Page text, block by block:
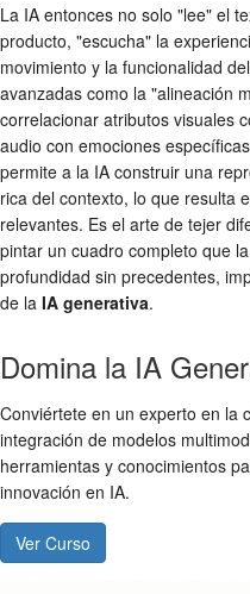
La IA entonces no solo "lee" el
producto, "escucha" la
movimiento y la funcionalidad
avanzadas como la "alineación
correlacionar atributos visuales
audio con emociones
permite a la IA construir una
rica del contexto, lo que resulta
relevantes. Es el arte de tejer
pintar un cuadro completo que
profundidad sin precedentes,
de la IA generativa.
Domina la IA
Conviértete en un experto en la
integración de modelos
herramientas y conocimientos
innovación en IA.
Ver Curso